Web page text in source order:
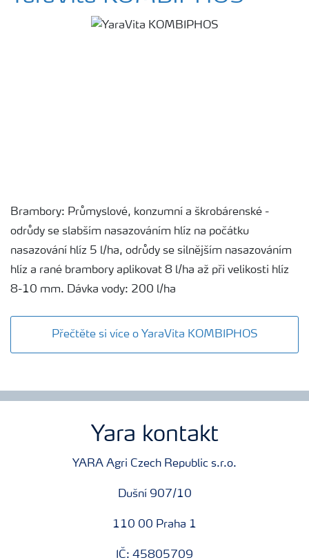
Brambory: Průmyslové, konzumní a škrobárenské -
odrůdy se slabším nasazováním hlíz na počátku
nasazování hlíz 5 l/ha, odrůdy se silnějším nasazováním
hlíz a rané brambory aplikovat 8 l/ha až při velikosti hlíz
8-10 mm. Dávka vody: 200 l/ha
Přečtěte si více o YaraVita KOMBIPHOS
Yara kontakt
YARA Agri Czech Republic s.r.o.
Dušní 907/10
110 00 Praha 1
IČ: 45805709